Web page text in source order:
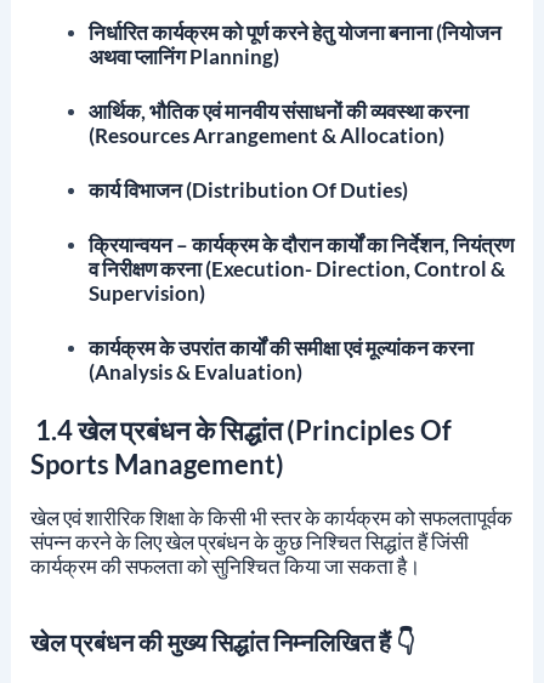
निर्धारित कार्यक्रम को पूर्ण करने हेतु योजना बनाना (नियोजन
अथवा प्लानिंग Planning)
आर्थिक, भौतिक एवं मानवीय संसाधनों की व्यवस्था करना
(Resources Arrangement & Allocation)
कार्य विभाजन (Distribution Of Duties)
क्रियान्वयन – कार्यक्रम के दौरान कार्यों का निर्देशन, नियंत्रण
व निरीक्षण करना (Execution- Direction, Control &
Supervision)
कार्यक्रम के उपरांत कार्यों की समीक्षा एवं मूल्यांकन करना
(Analysis & Evaluation)
1.4 खेल प्रबंधन के सिद्धांत (Principles Of
Sports Management)
खेल एवं शारीरिक शिक्षा के किसी भी स्तर के कार्यक्रम को सफलतापूर्वक
संपन्न करने के लिए खेल प्रबंधन के कुछ निश्चित सिद्धांत हैं जिंसी
कार्यक्रम की सफलता को सुनिश्चित किया जा सकता है।
खेल प्रबंधन की मुख्य सिद्धांत निम्नलिखित हैं 👇